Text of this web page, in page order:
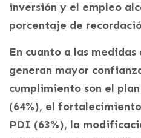
inversión y el empleo
porcentaje de
En cuanto a las medidas
generan mayor
cumplimiento son el
(64%), el
PDI (63%), la